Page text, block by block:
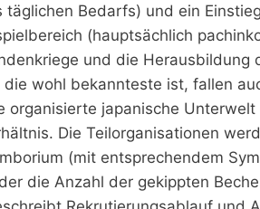
Bedarfs) und ein
(hauptsächlich
und die Herausbildung
wohl bekannteste ist, fallen
organisierte japanische
Die Teilorganisationen
(mit entsprechendem
die Anzahl der gekippten